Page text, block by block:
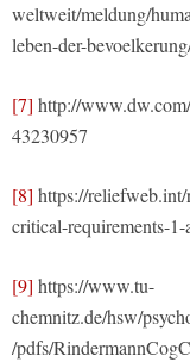
weltweit/meldung/
leben-der-
[7] http://
43230957
[8] https://reliefweb.int/
critical-requirements-
[9] https://www.tu-
chemnitz.de/hsw/
/pdfs/